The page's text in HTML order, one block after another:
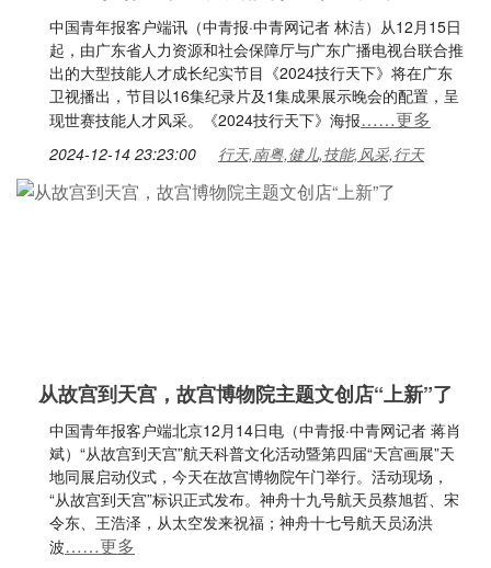
中国青年报客户端讯（中青报·中青网记者 林洁）从12月15日
起，由广东省人力资源和社会保障厅与广东广播电视台联合推
出的大型技能人才成长纪实节目《2024技行天下》将在广东
卫视播出，节目以16集纪录片及1集成果展示晚会的配置，呈
现世赛技能人才风采。《2024技行天下》海报……更多
2024-12-14 23:23:00 行天,南粤,健儿,技能,风采,行天
从故宫到天宫，故宫博物院主题文创店“上新”了
中国青年报客户端北京12月14日电（中青报·中青网记者 蒋肖
斌）“从故宫到天宫”航天科普文化活动暨第四届“天宫画展”天
地同展启动仪式，今天在故宫博物院午门举行。活动现场，
“从故宫到天宫”标识正式发布。神舟十九号航天员蔡旭哲、宋
令东、王浩泽，从太空发来祝福；神舟十七号航天员汤洪
波……更多